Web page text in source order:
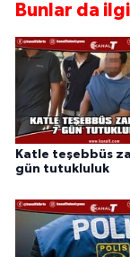
Bunlar da
Katle teşebbüs
gün tutukluluk